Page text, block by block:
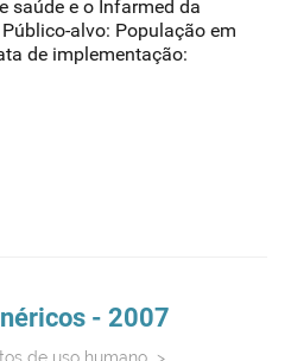
saúde e o Infarmed da
alvo: População em
de implementação:
- 2007